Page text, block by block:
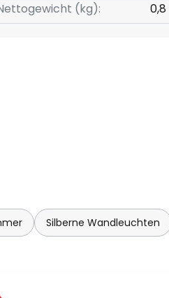
(kg):
0,8
Silberne Wandleuchten